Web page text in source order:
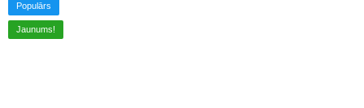
Populārs
Jaunums!